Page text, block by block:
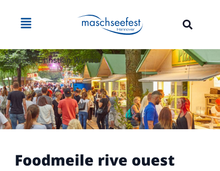
Source : Christian Wyrwa
Foodmeile rive ouest